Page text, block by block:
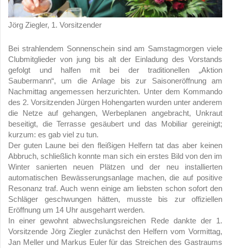
Jörg Ziegler, 1. Vorsitzender
Bei strahlendem Sonnenschein sind am Samstagmorgen viele
Clubmitglieder von jung bis alt der Einladung des Vorstands
gefolgt und halfen mit bei der traditionellen „Aktion
Saubermann“, um die Anlage bis zur Saisoneröffnung am
Nachmittag angemessen herzurichten. Unter dem Kommando
des 2. Vorsitzenden Jürgen Hohengarten wurden unter anderem
die Netze auf gehangen, Werbeplanen angebracht, Unkraut
beseitigt, die Terrasse gesäubert und das Mobiliar gereinigt;
kurzum: es gab viel zu tun.
Der guten Laune bei den fleißigen Helfern tat das aber keinen
Abbruch, schließlich konnte man sich ein erstes Bild von den im
Winter sanierten neuen Plätzen und der neu installierten
automatischen Bewässerungsanlage machen, die auf positive
Resonanz traf. Auch wenn einige am liebsten schon sofort den
Schläger geschwungen hätten, musste bis zur offiziellen
Eröffnung um 14 Uhr ausgeharrt werden.
In einer gewohnt abwechslungsreichen Rede dankte der 1.
Vorsitzende Jörg Ziegler zunächst den Helfern vom Vormittag,
Jan Meller und Markus Euler für das Streichen des Gastraums